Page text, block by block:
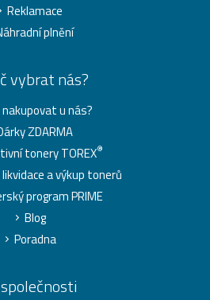
Reklamace
plnění
vybrat nás?
nakupovat u nás?
ZDARMA
tonery TOREX®
likvidace a výkup tonerů
program PRIME
Blog
Poradna